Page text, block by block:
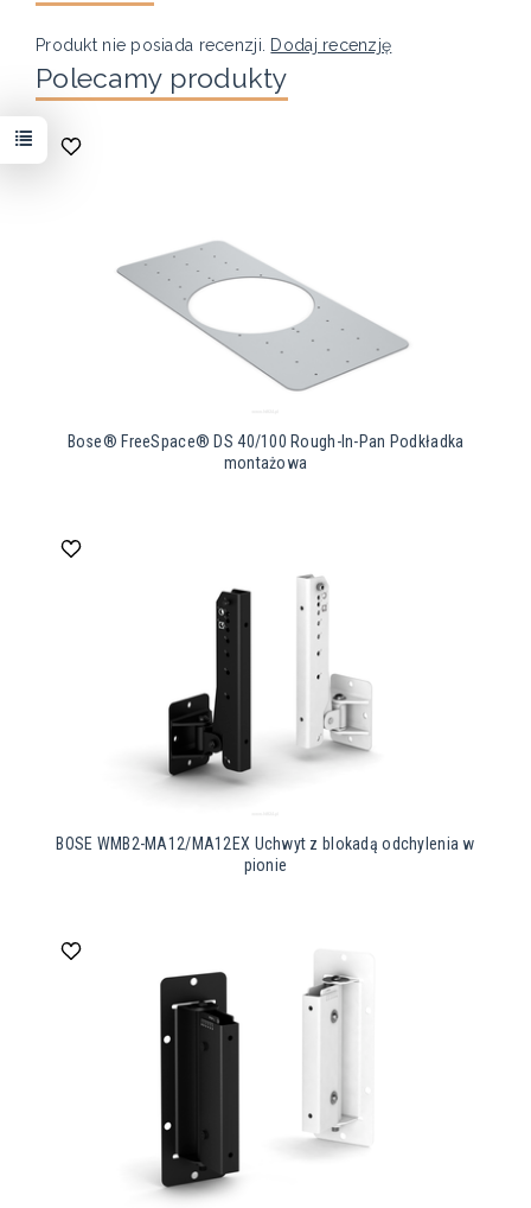
Produkt nie posiada recenzji. Dodaj recenzję
Polecamy produkty
Bose® FreeSpace® DS 40/100 Rough-In-Pan Podkładka
montażowa
BOSE WMB2-MA12/MA12EX Uchwyt z blokadą odchylenia w
pionie